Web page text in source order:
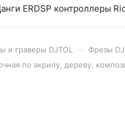
ERDSP контроллеры
и граверы DJTOL Фрезы
по акрилу, дереву,